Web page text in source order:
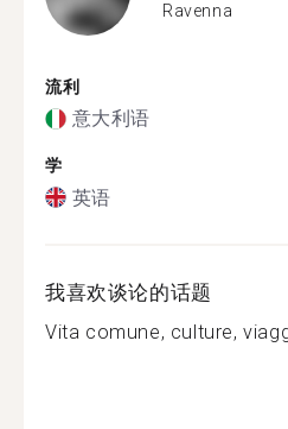
Ravenna
流利
意大利语
学
英语
我喜欢谈论的话题
Vita comune, culture,